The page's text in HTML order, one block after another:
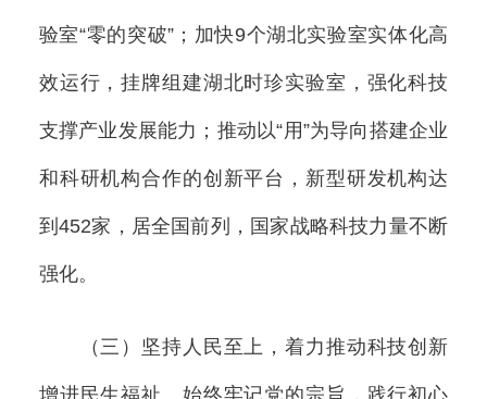
验室“零的突破”；加快9个湖北实验室实体化高
效运行，挂牌组建湖北时珍实验室，强化科技
支撑产业发展能力；推动以“用”为导向搭建企业
和科研机构合作的创新平台，新型研发机构达
到452家，居全国前列，国家战略科技力量不断
强化。
（三）坚持人民至上，着力推动科技创新
增进民生福祉。始终牢记党的宗旨，践行初心